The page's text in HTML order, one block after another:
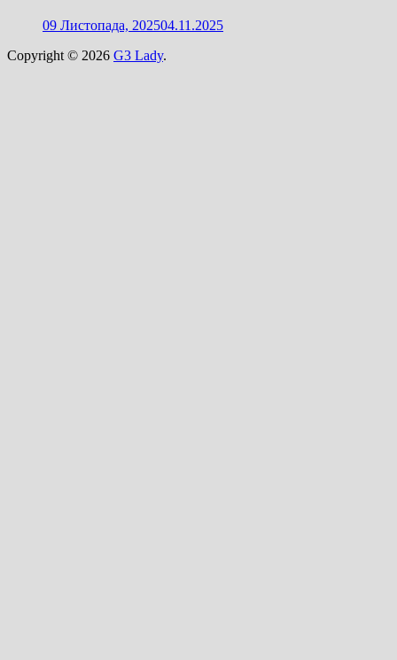
09 Листопада, 202504.11.2025
Copyright © 2026 G3 Lady.